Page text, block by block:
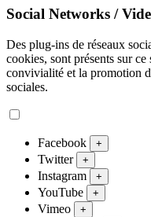
Social Networks /
Des plug-ins de réseaux
cookies, sont présents sur
convivialité et la promotion
sociales.
Facebook +
Twitter +
Instagram +
YouTube +
Vimeo +